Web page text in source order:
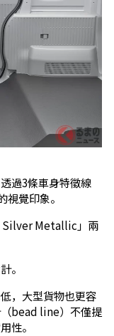
過3條車身特徵線
覺印象。
Silver Metallic」兩
。
，大型貨物也更容
bead line）不僅提
性。